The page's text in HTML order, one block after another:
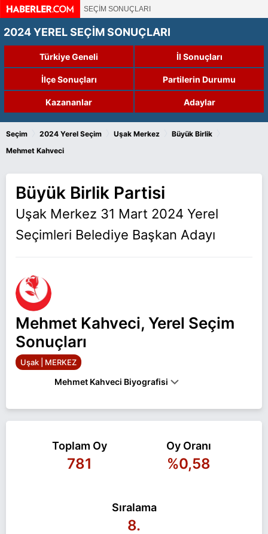
SEÇİM SONUÇLARI
2024 YEREL SEÇİM SONUÇLARI
Türkiye Geneli İl Sonuçları
İlçe Sonuçları Partilerin Durumu
Kazananlar Adaylar
Seçim 2024 Yerel Seçim Uşak Merkez Büyük Birlik
Mehmet Kahveci
Büyük Birlik Partisi
Uşak Merkez 31 Mart 2024 Yerel
Seçimleri Belediye Başkan Adayı
Mehmet Kahveci, Yerel Seçim
Sonuçları
Uşak | MERKEZ
Mehmet Kahveci Biyografisi
adayı olarak Büyük Birlik ile 31 Mart 2024 yerel
seçimlerinde yarışıyor. Mehmet Kahveci ile ilgili
daha fazla bilgi için
Mehmet Kahveci Haberleri
Toplam Oy
781
Oy Oranı
%0,58
Sıralama
8.